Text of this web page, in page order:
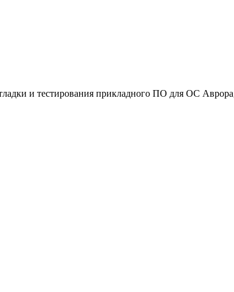
и тестирования прикладного ПО для ОС